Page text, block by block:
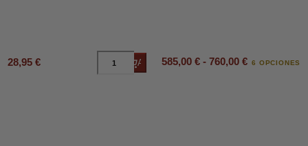
28,95 € Añadir al carrito
585,00 € - 760,00 € 6 OPCIONES